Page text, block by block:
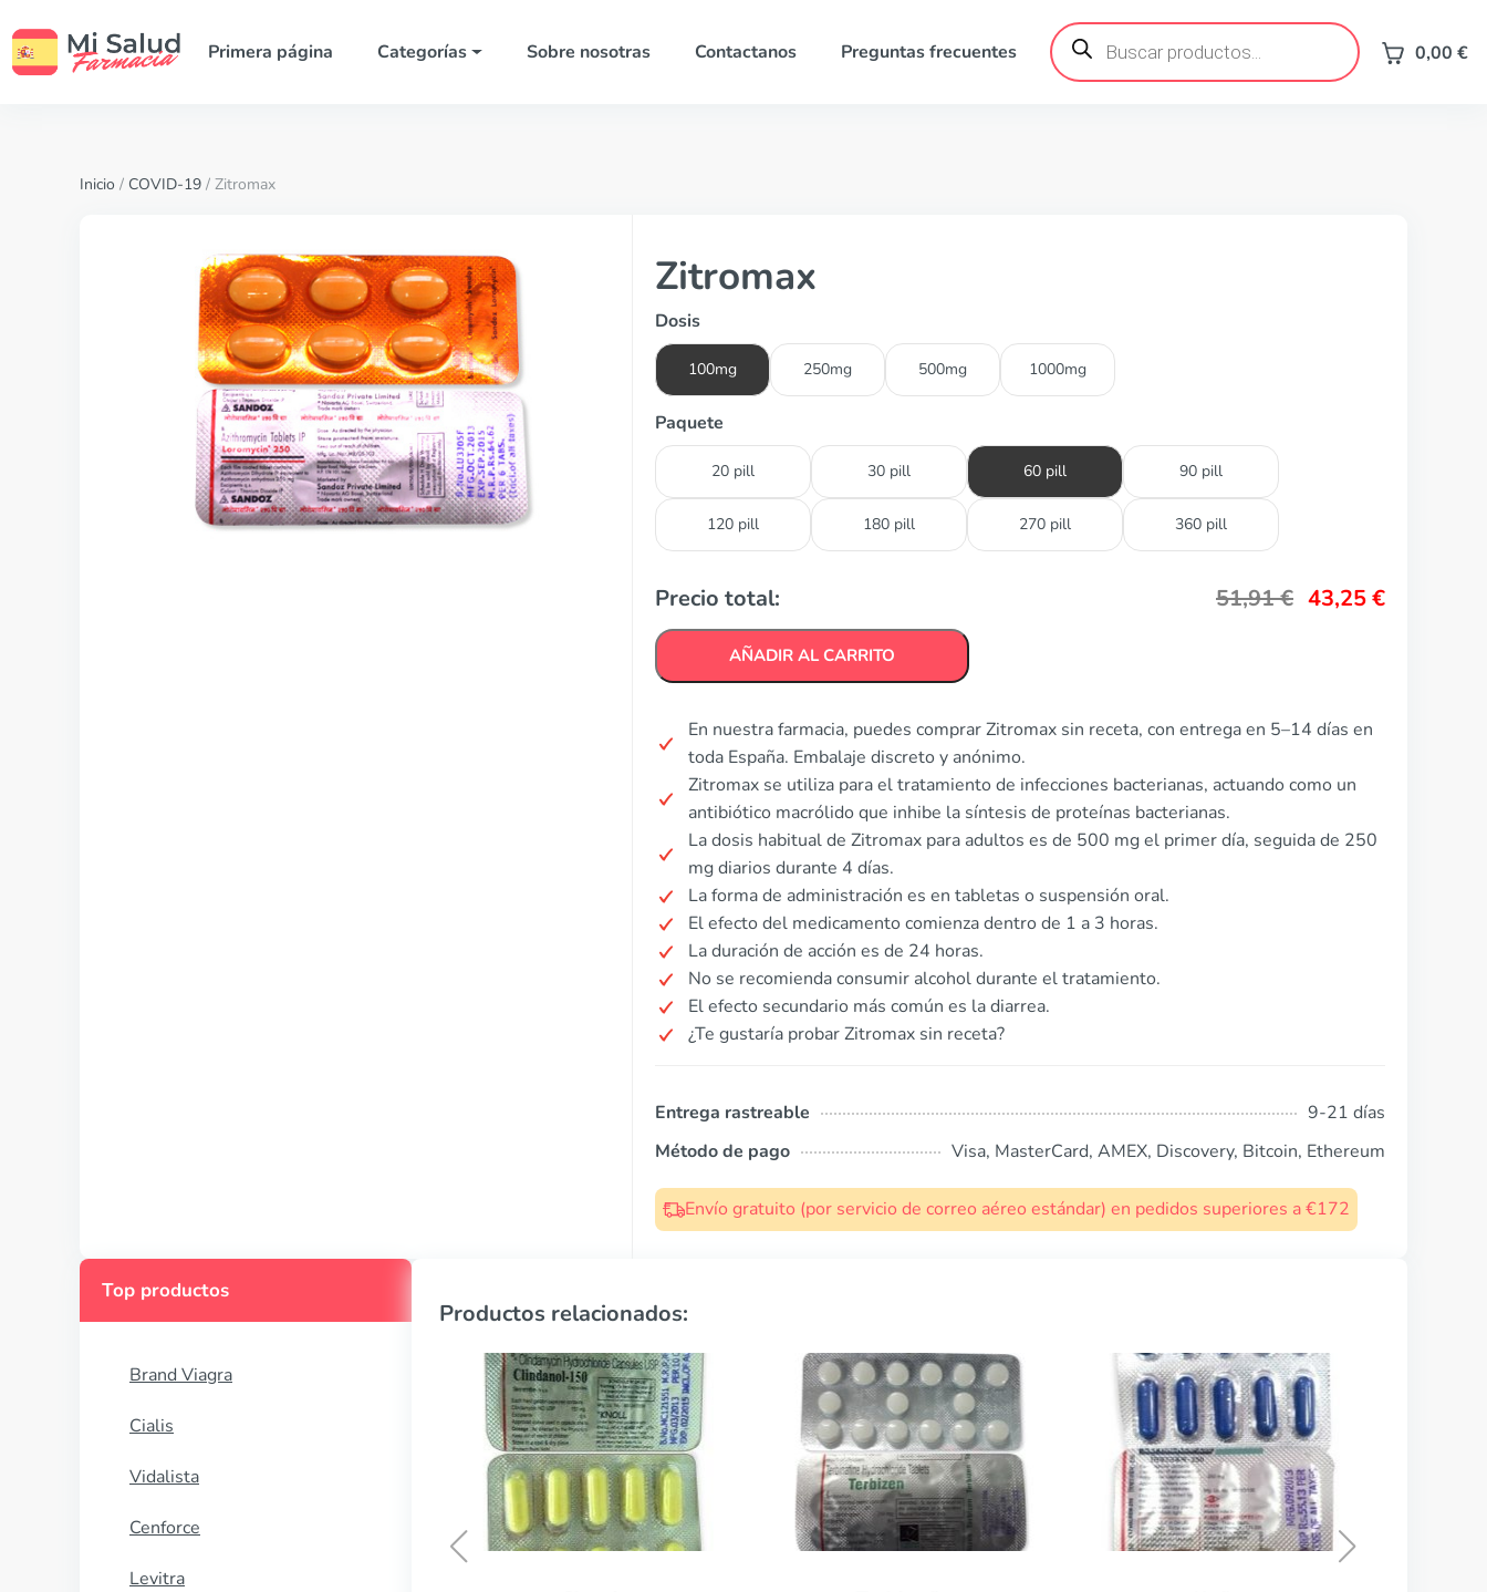
Primera página Categorías Sobre nosotras Contactanos Preguntas frecuentes
Búsqueda
de
productos 0,00 €
Inicio / COVID-19 / Zitromax
Zitromax
Dosis
100mg 250mg 500mg 1000mg
Paquete
20 pill 30 pill 60 pill 90 pill
120 pill 180 pill 270 pill 360 pill
Precio total: 51,91€ 43,25€
AÑADIR AL CARRITO
En nuestra farmacia, puedes comprar Zitromax sin receta, con entrega en 5–14 días en
toda España. Embalaje discreto y anónimo.
Zitromax se utiliza para el tratamiento de infecciones bacterianas, actuando como un
antibiótico macrólido que inhibe la síntesis de proteínas bacterianas.
La dosis habitual de Zitromax para adultos es de 500 mg el primer día, seguida de 250
mg diarios durante 4 días.
La forma de administración es en tabletas o suspensión oral.
El efecto del medicamento comienza dentro de 1 a 3 horas.
La duración de acción es de 24 horas.
No se recomienda consumir alcohol durante el tratamiento.
El efecto secundario más común es la diarrea.
¿Te gustaría probar Zitromax sin receta?
Entrega rastreable
9-21 días
Método de pago
Visa, MasterCard, AMEX, Discovery, Bitcoin, Ethereum
Envío gratuito (por servicio de correo aéreo estándar) en pedidos superiores a €172
Top productos
Brand Viagra
Cialis
Vidalista
Cenforce
Levitra
Productos relacionados: